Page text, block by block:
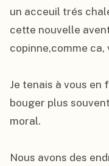
un acceuil trés
cette nouvelle
copinne,comme
Je tenais à vous en
bouger plus
moral.
Nous avons des